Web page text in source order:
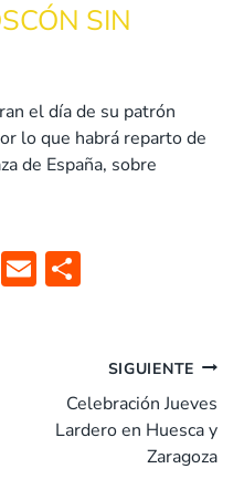
SIN
el día de su patrón
lo que habrá reparto de
de España, sobre
Pi E
ar
tir
SIGUIENTE
Celebración Jueves
Lardero en Huesca y
Zaragoza